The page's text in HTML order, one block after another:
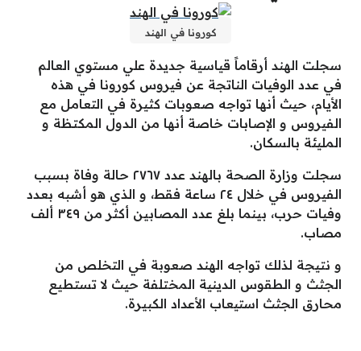
كورونا في الهند
سجلت الهند أرقاماً قياسية جديدة علي مستوي العالم
في عدد الوفيات الناتجة عن فيروس كورونا في هذه
الأيام، حيث أنها تواجه صعوبات كثيرة في التعامل مع
الفيروس و الإصابات خاصة أنها من الدول المكتظة و
المليئة بالسكان.
سجلت وزارة الصحة بالهند عدد ٢٧٦٧ حالة وفاة بسبب
الفيروس في خلال ٢٤ ساعة فقط، و الذي هو أشبه بعدد
وفيات حرب، بينما بلغ عدد المصابين أكثر من ٣٤٩ ألف
مصاب.
و نتيجة لذلك تواجه الهند صعوبة في التخلص من
الجثث و الطقوس الدينية المختلفة حيث لا تستطيع
محارق الجثث استيعاب الأعداد الكبيرة.